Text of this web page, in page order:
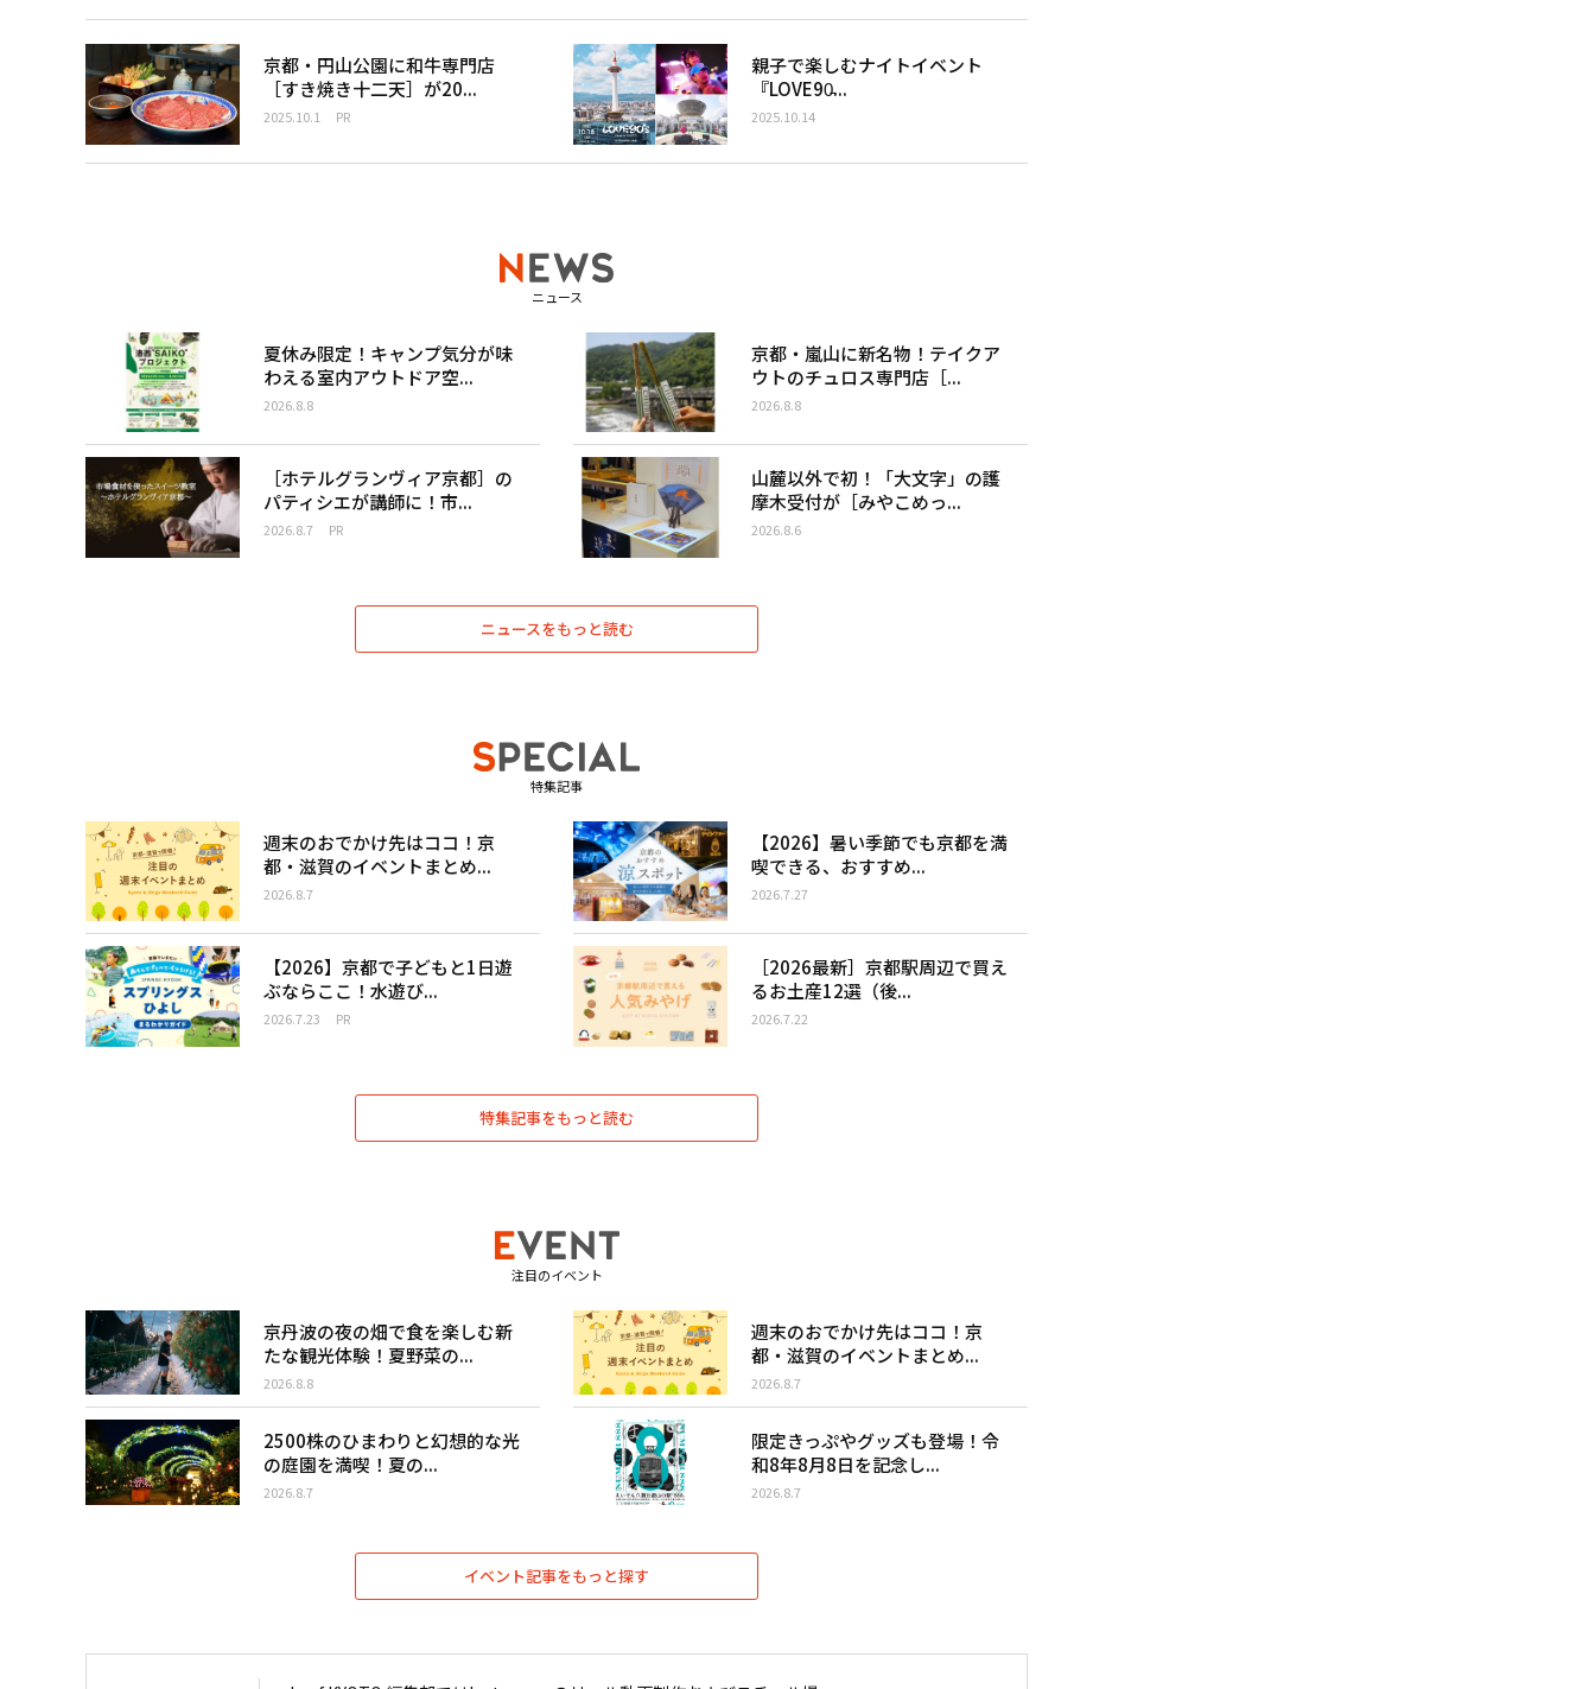
京都・円山公園に和牛専門店
［すき焼き十二天］が20...
2025.10.1 PR
親子で楽しむナイトイベント
『LOVE90̵...
2025.10.14
ニュース
夏休み限定！キャンプ気分が味
わえる室内アウトドア空...
2026.8.8
京都・嵐山に新名物！テイクア
ウトのチュロス専門店［...
2026.8.8
［ホテルグランヴィア京都］の
パティシエが講師に！市...
2026.8.7 PR
山麓以外で初！「大文字」の護
摩木受付が［みやこめっ...
2026.8.6
ニュースをもっと読む
特集記事
週末のおでかけ先はココ！京
都・滋賀のイベントまとめ...
2026.8.7
【2026】暑い季節でも京都を満
喫できる、おすすめ...
2026.7.27
【2026】京都で子どもと1日遊
ぶならここ！水遊び...
2026.7.23 PR
［2026最新］京都駅周辺で買え
るお土産12選（後...
2026.7.22
特集記事をもっと読む
注目のイベント
京丹波の夜の畑で食を楽しむ新
たな観光体験！夏野菜の...
2026.8.8
週末のおでかけ先はココ！京
都・滋賀のイベントまとめ...
2026.8.7
2500株のひまわりと幻想的な光
の庭園を満喫！夏の...
2026.8.7
限定きっぷやグッズも登場！令
和8年8月8日を記念し...
2026.8.7
イベント記事をもっと探す